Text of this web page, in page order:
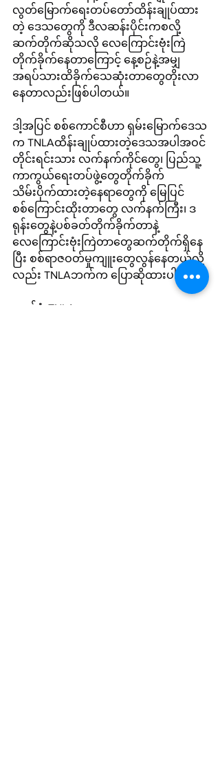
လွတ်မြောက်ရေးတပ်တော်ထိန်းချုပ်ထား
တဲ့ ဒေသတွေကို ဒီလဆန်းပိုင်းကစလို့
ဆက်တိုက်ဆိုသလို လေကြောင်းဗုံးကြဲ
တိုက်ခိုက်နေတာကြောင့် နေ့စဉ်နဲ့အမျှ
အရပ်သားထိခိုက်သေဆုံးတာတွေတိုးလာ
နေတာလည်းဖြစ်ပါတယ်။
ဒါ့အပြင် စစ်ကောင်စီဟာ ရှမ်းမြောက်ဒေသ
က TNLAထိန်းချုပ်ထားတဲ့ဒေသအပါအဝင်
တိုင်းရင်းသား လက်နက်ကိုင်တွေ၊ ပြည်သူ့
ကာကွယ်ရေးတပ်ဖွဲ့တွေတိုက်ခိုက်
သိမ်းပိုက်ထားတဲ့နေရာတွေကို မြေပြင်
စစ်ကြောင်းထိုးတာတွေ လက်နက်ကြီး၊ ဒ
ရုန်းတွေနဲ့ပစ်ခတ်တိုက်ခိုက်တာနဲ့
လေကြောင်းဗုံးကြဲတာတွေဆက်တိုက်ရှိနေ
ပြီး စစ်ရာဇဝတ်မှုကျူးတွေလွန်နေတယ်လို့
လည်း TNLAဘက်က ပြောဆိုထားပါတယ်။
ဓာတ်ပုံ-TNLA